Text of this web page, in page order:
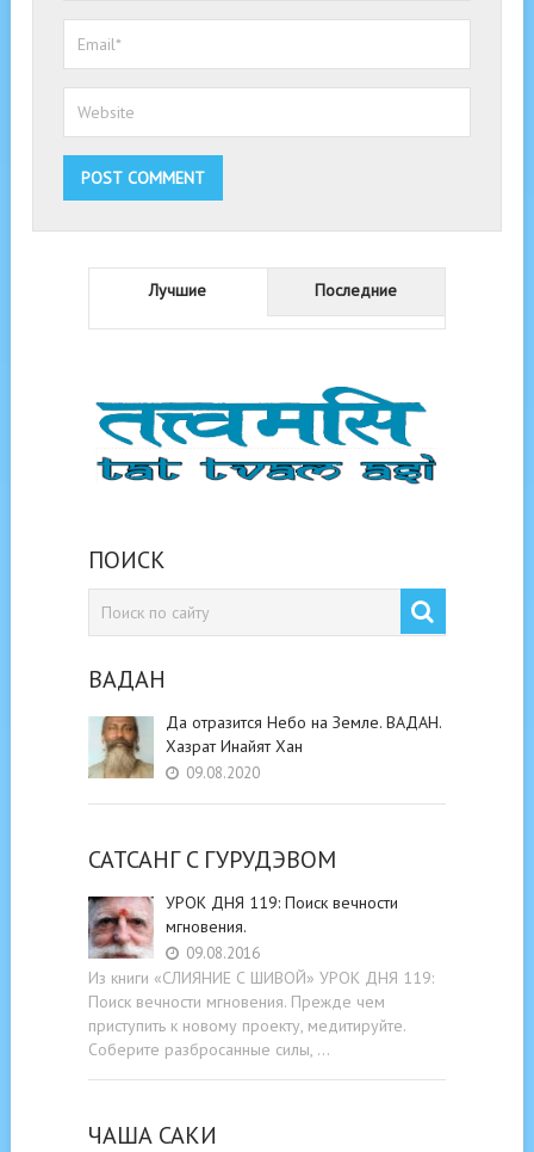
Лучшие Последние
ПОИСК
ВАДАН
Да отразится Небо на Земле. ВАДАН.
Хазрат Инайят Хан
09.08.2020
САТСАНГ C ГУРУДЭВОМ
УРОК ДНЯ 119: Поиск вечности
мгновения.
09.08.2016
Из книги «СЛИЯНИЕ С ШИВОЙ» УРОК ДНЯ 119:
Поиск вечности мгновения. Прежде чем
приступить к новому проекту, медитируйте.
Соберите разбросанные силы, …
ЧАША САКИ